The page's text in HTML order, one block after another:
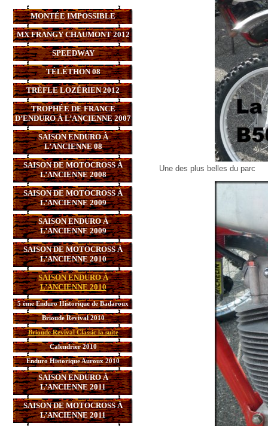
MONTÉE IMPOSSIBLE
MX FRANGY CHAUMONT 2012
SPEEDWAY
TÉLÉTHON 08
TRÈFLE LOZÉRIEN 2012
TROPHÉE DE FRANCE
D’ENDURO À L’ANCIENNE 2007
SAISON ENDURO À
L’ANCIENNE 08
SAISON DE MOTOCROSS À
L’ANCIENNE 2008
SAISON DE MOTOCROSS À
L’ANCIENNE 2009
SAISON ENDURO À
L’ANCIENNE 2009
SAISON DE MOTOCROSS À
L’ANCIENNE 2010
SAISON ENDURO À
L’ANCIENNE 2010
5 ème Enduro Historique de Badaroux
Brioude Revival 2010
Brioude Revival Classic la suite
Calendrier 2010
Enduro Historique Auroux 2010
SAISON ENDURO À
L’ANCIENNE 2011
SAISON DE MOTOCROSS À
L’ANCIENNE 2011
Une des plus belles du parc